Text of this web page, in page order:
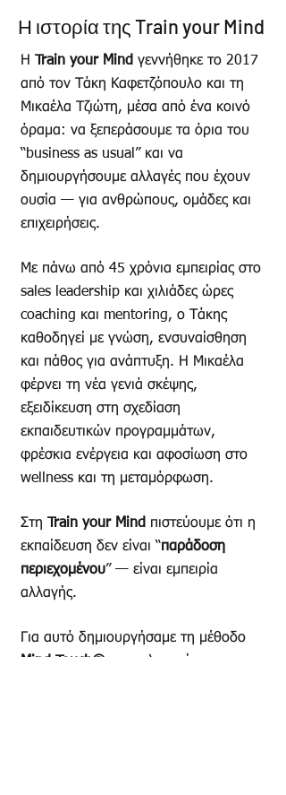
Η ιστορία της Train your Mind
Η Train your Mind γεννήθηκε το 2017
από τον Τάκη Καφετζόπουλο και τη
Μικαέλα Τζιώτη, μέσα από ένα κοινό
όραμα: να ξεπεράσουμε τα όρια του
“business as usual” και να
δημιουργήσουμε αλλαγές που έχουν
ουσία — για ανθρώπους, ομάδες και
επιχειρήσεις.
Με πάνω από 45 χρόνια εμπειρίας στο
sales leadership και χιλιάδες ώρες
coaching και mentoring, ο Τάκης
καθοδηγεί με γνώση, ενσυναίσθηση
και πάθος για ανάπτυξη. Η Μικαέλα
φέρνει τη νέα γενιά σκέψης,
εξειδίκευση στη σχεδίαση
εκπαιδευτικών προγραμμάτων,
φρέσκια ενέργεια και αφοσίωση στο
wellness και τη μεταμόρφωση.
Στη Train your Mind πιστεύουμε ότι η
εκπαίδευση δεν είναι “παράδοση
περιεχομένου” — είναι εμπειρία
αλλαγής.
Για αυτό δημιουργήσαμε τη μέθοδο
Mind Touch® : μια ολιστική